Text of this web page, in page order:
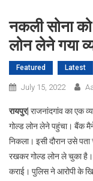
नकली सोना
लोन लेने गया
Featured Latest
July 15, 2022
रायपुर| राजनांदगांव का एक
गोल्ड लोन लेने पहुंचा। बैंक
निकला। इसी दौरान उसे
रखकर गोल्ड लोन ले चुका
कराई। पुलिस ने आरोपी के